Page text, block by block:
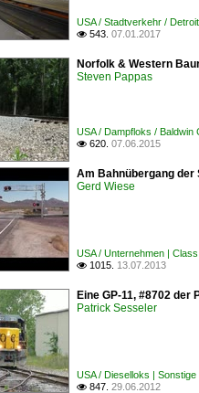
USA / Stadtverkehr / Detroit
 543. 07.01.2017
Norfolk & Western
Steven Pappas
USA / Dampfloks /
 620. 07.06.2015
Am Bahnübergang der
Gerd Wiese
USA / Unternehmen |
 1015. 13.07.2013
Eine GP-11, #8702
Patrick Sesseler
USA / Dieselloks | Sonstige
 847. 29.06.2012